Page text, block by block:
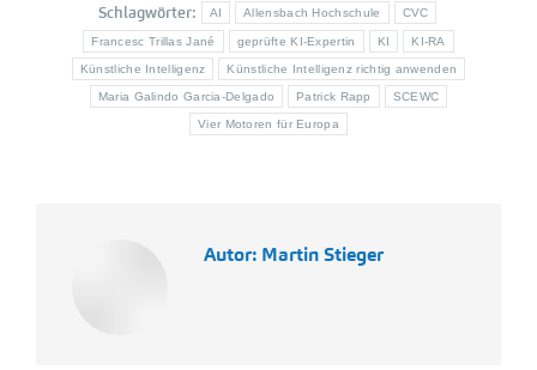
Schlagwörter: AI Allensbach Hochschule CVC
Francesc Trillas Jané geprüfte KI-Expertin KI KI-RA
Künstliche Intelligenz Künstliche Intelligenz richtig anwenden
Maria Galindo Garcia-Delgado Patrick Rapp SCEWC
Vier Motoren für Europa
Autor: Martin Stieger